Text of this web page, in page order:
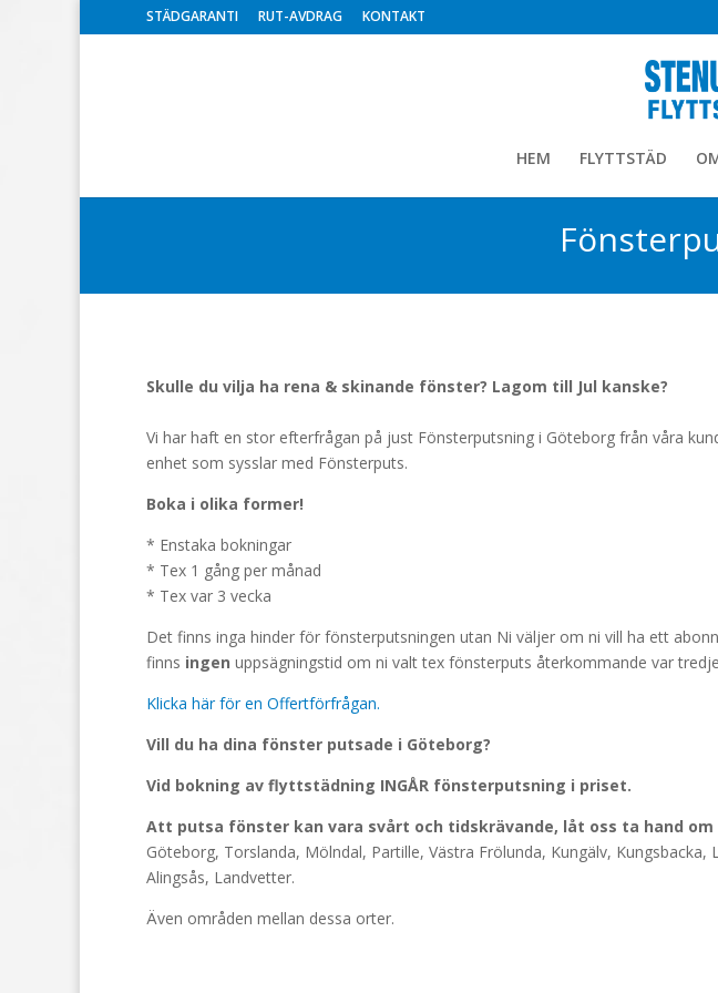
STÄDGARANTI RUT-AVDRAG KONTAKT
HEM FLYTTSTÄD
Skulle du vilja ha rena & skinande fönster? Lagom till Jul kanske?
Vi har haft en stor efterfrågan på just Fönsterputsning i Göteborg från våra
enhet som sysslar med Fönsterputs.
Boka i olika former!
* Enstaka bokningar
* Tex 1 gång per månad
* Tex var 3 vecka
Det finns inga hinder för fönsterputsningen utan Ni väljer om ni vill ha ett
finns ingen uppsägningstid om ni valt tex fönsterputs återkommande var
Klicka här för en Offertförfrågan.
Vill du ha dina fönster putsade i Göteborg?
Vid bokning av flyttstädning INGÅR fönsterputsning i priset.
Att putsa fönster kan vara svårt och tidskrävande, låt oss ta hand
Göteborg, Torslanda, Mölndal, Partille, Västra Frölunda, Kungälv,
Alingsås, Landvetter.
Även områden mellan dessa orter.